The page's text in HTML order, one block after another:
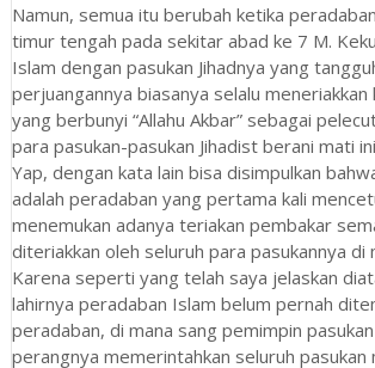
Namun, semua itu berubah ketika
timur tengah pada sekitar abad ke 7 M.
Islam dengan pasukan Jihadnya yang
perjuangannya biasanya selalu
yang berbunyi “Allahu Akbar” sebagai
para pasukan-pasukan Jihadist berani mati
Yap, dengan kata lain bisa disimpulkan
adalah peradaban yang pertama kali
menemukan adanya teriakan pembakar
diteriakkan oleh seluruh para pasukannya di
Karena seperti yang telah saya jelaskan
lahirnya peradaban Islam belum pernah
peradaban, di mana sang pemimpin
perangnya memerintahkan seluruh pasukan